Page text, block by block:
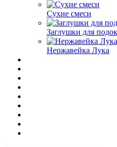
Сухие смеси
Заглушки для
Нержавейка Лука